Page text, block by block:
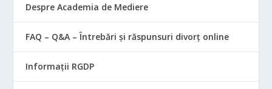
Despre Academia de Mediere
FAQ – Q&A – Întrebări și răspunsuri divorț online
Informații RGDP